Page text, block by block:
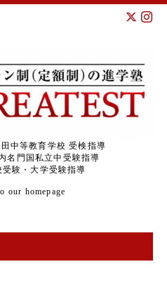
中等教育学校 受検指導
名門国私立中受験指導
験・大学受験指導
our homepage